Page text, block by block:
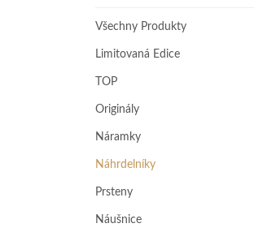
Všechny Produkty
Limitovaná Edice
TOP
Originály
Náramky
Náhrdelníky
Prsteny
Náušnice